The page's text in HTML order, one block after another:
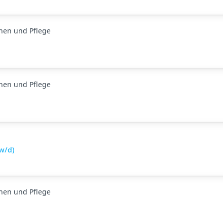
und Pflege
und Pflege
d)
und Pflege